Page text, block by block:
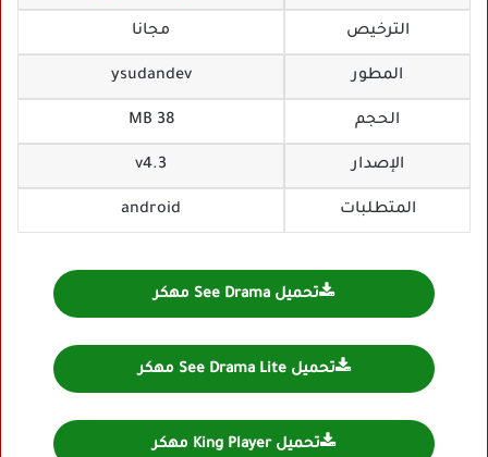
الترخيص مجانا
المطور ysudandev
الحجم 38 MB
الإصدار v4.3
المتطلبات android
تحميل See Drama مهكر
تحميل See Drama Lite مهكر
تحميل King Player مهكر